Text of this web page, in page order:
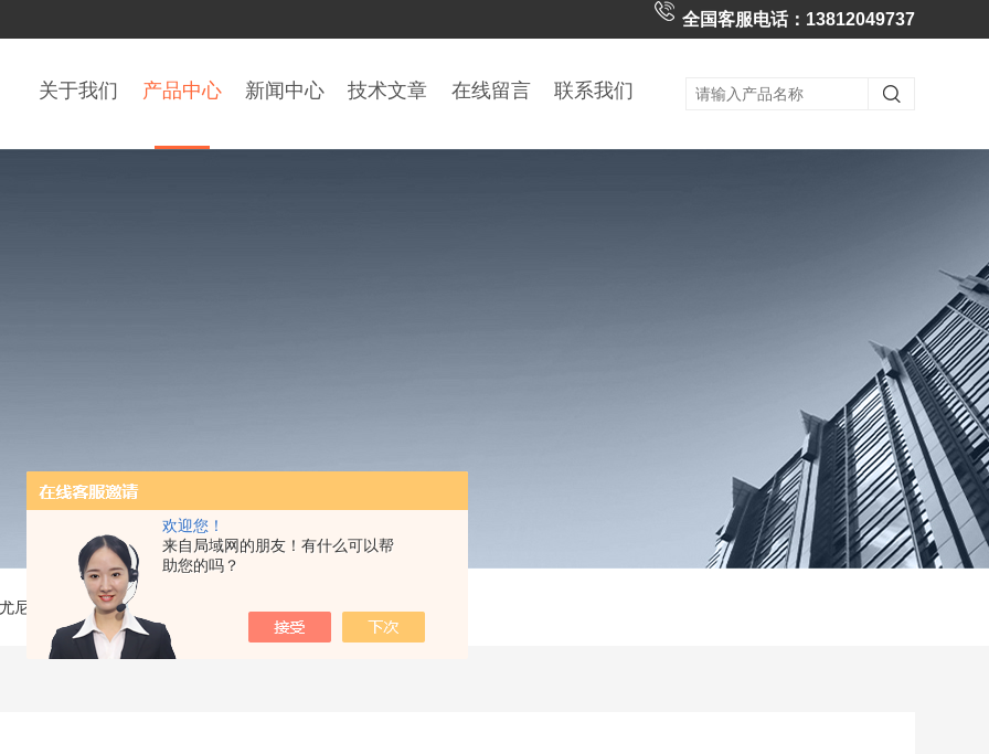
欢迎您！
来自局域网的朋友！有什么可以帮
助您的吗？
全国客服电话：13812049737
关于我们 产品中心 新闻中心 技术文章 在线留言 联系我们
尼柯】可见分光光度计